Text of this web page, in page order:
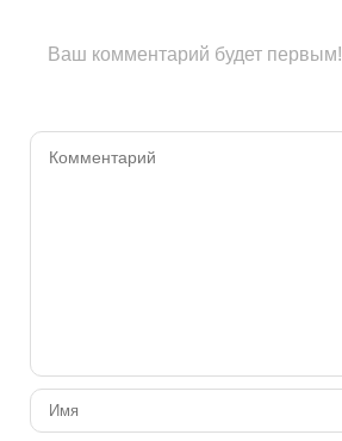
Ваш комментарий будет первым!